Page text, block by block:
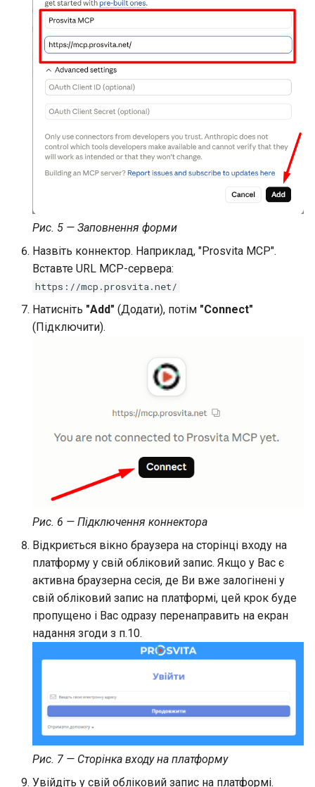
Рис. 5 — Заповнення форми
Назвіть коннектор. Наприклад, "Prosvita MCP".
Вставте URL MCP-сервера:
https://mcp.prosvita.net/
Натисніть "Add" (Додати), потім "Connect"
(Підключити).
Рис. 6 — Підключення коннектора
Відкриється вікно браузера на сторінці входу на
платформу у свій обліковий запис. Якщо у Вас є
активна браузерна сесія, де Ви вже залогінені у
свій обліковий запис на платформі, цей крок буде
пропущено і Вас одразу перенаправить на екран
надання згоди з п.10.
Рис. 7 — Сторінка входу на платформу
Увійдіть у свій обліковий запис на платформі.